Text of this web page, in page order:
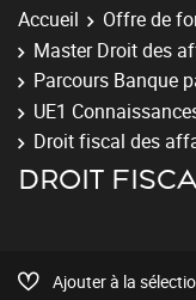
Accueil Offre de
Master Droit des
Parcours Banque
UE1
Droit fiscal des
DROIT
Ajouter à la